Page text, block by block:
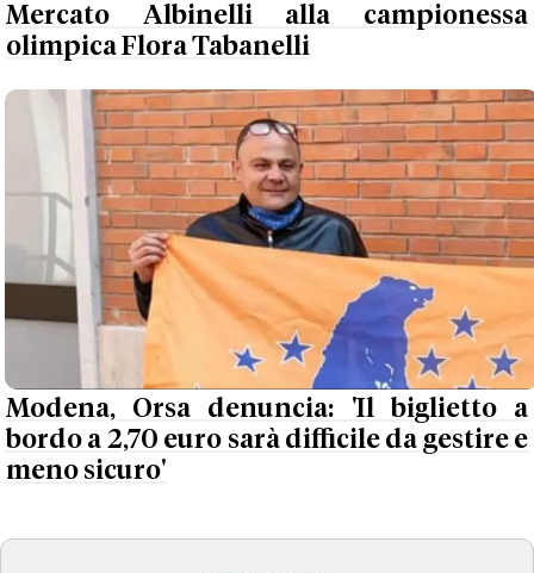
Mercato Albinelli alla campionessa
olimpica Flora Tabanelli
Modena, Orsa denuncia: 'Il biglietto a
bordo a 2,70 euro sarà difficile da gestire e
meno sicuro'